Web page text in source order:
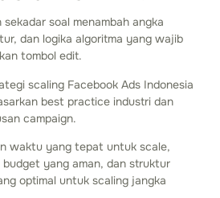
soal menambah angka
dan logika algoritma yang wajib
tombol edit.
scaling Facebook Ads Indonesia
best practice industri dan
campaign.
waktu yang tepat untuk scale,
budget yang aman, dan struktur
optimal untuk scaling jangka